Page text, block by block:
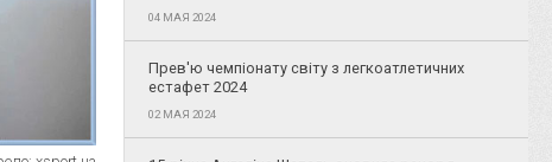
04 МАЯ 2024
Прев'ю чемпіонату світу з легкоатлетичних
естафет 2024
02 МАЯ 2024